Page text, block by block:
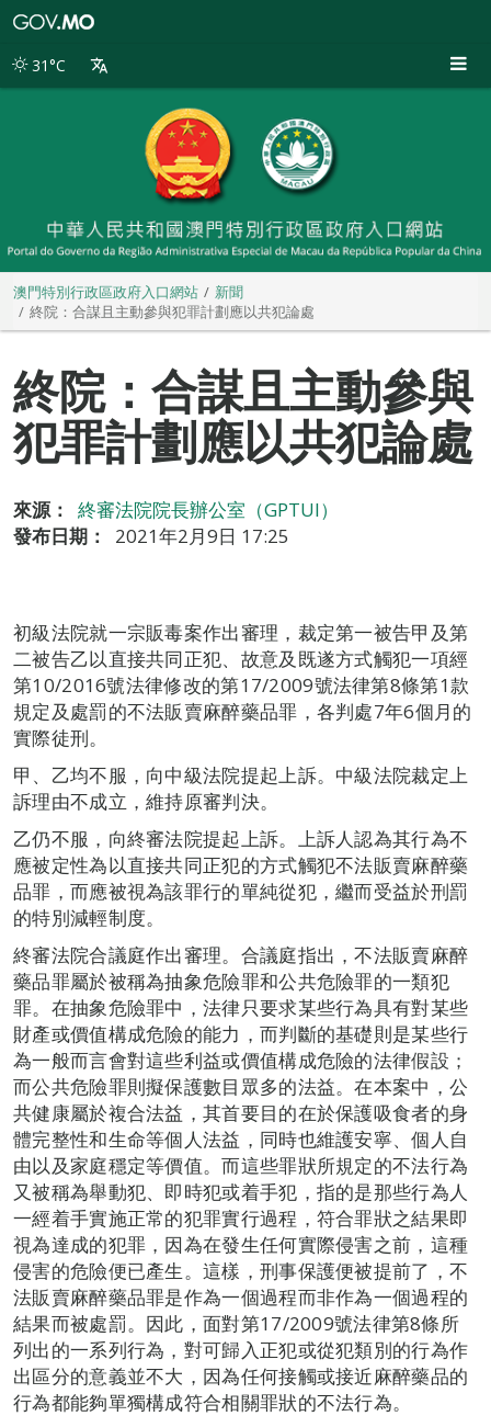
別
31°C
澳門特別行政區政府入口網站
新聞
終院：合謀且主動參與犯罪計劃應以共犯論處
終院：合謀且主動參與
犯罪計劃應以共犯論處
來源：
終審法院院長辦公室（GPTUI）
發布日期：
2021年2月9日 17:25
初級法院就一宗販毒案作出審理，裁定第一被告甲及第
二被告乙以直接共同正犯、故意及既遂方式觸犯一項經
第10/2016號法律修改的第17/2009號法律第8條第1款
規定及處罰的不法販賣麻醉藥品罪，各判處7年6個月的
實際徒刑。
甲、乙均不服，向中級法院提起上訴。中級法院裁定上
訴理由不成立，維持原審判決。
乙仍不服，向終審法院提起上訴。上訴人認為其行為不
應被定性為以直接共同正犯的方式觸犯不法販賣麻醉藥
品罪，而應被視為該罪行的單純從犯，繼而受益於刑罰
的特別減輕制度。
終審法院合議庭作出審理。合議庭指出，不法販賣麻醉
藥品罪屬於被稱為抽象危險罪和公共危險罪的一類犯
罪。在抽象危險罪中，法律只要求某些行為具有對某些
財產或價值構成危險的能力，而判斷的基礎則是某些行
為一般而言會對這些利益或價值構成危險的法律假設；
而公共危險罪則擬保護數目眾多的法益。在本案中，公
共健康屬於複合法益，其首要目的在於保護吸食者的身
體完整性和生命等個人法益，同時也維護安寧、個人自
由以及家庭穩定等價值。而這些罪狀所規定的不法行為
又被稱為舉動犯、即時犯或着手犯，指的是那些行為人
一經着手實施正常的犯罪實行過程，符合罪狀之結果即
視為達成的犯罪，因為在發生任何實際侵害之前，這種
侵害的危險便已產生。這樣，刑事保護便被提前了，不
法販賣麻醉藥品罪是作為一個過程而非作為一個過程的
結果而被處罰。因此，面對第17/2009號法律第8條所
列出的一系列行為，對可歸入正犯或從犯類別的行為作
出區分的意義並不大，因為任何接觸或接近麻醉藥品的
行為都能夠單獨構成符合相關罪狀的不法行為。